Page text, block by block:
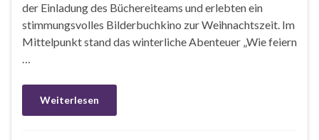
der Einladung des Büchereiteams und erlebten ein
stimmungsvolles Bilderbuchkino zur Weihnachtszeit. Im
Mittelpunkt stand das winterliche Abenteuer „Wie feiern
…
Weiterlesen